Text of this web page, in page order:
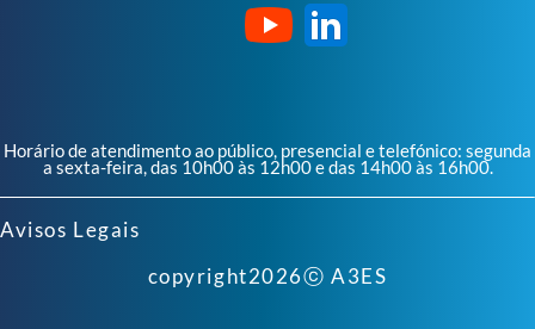
Horário de atendimento ao público, presencial e telefónico: segunda
a sexta-feira, das 10h00 às 12h00 e das 14h00 às 16h00.
Avisos Legais
copyright2026ⓒ A3ES